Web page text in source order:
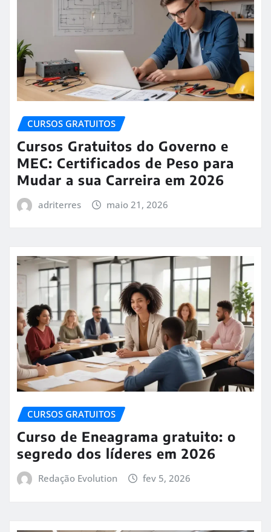
CURSOS GRATUITOS
Cursos Gratuitos do Governo e
MEC: Certificados de Peso para
Mudar a sua Carreira em 2026
adriterres maio 21, 2026
CURSOS GRATUITOS
Curso de Eneagrama gratuito: o
segredo dos líderes em 2026
Redação Evolution fev 5, 2026